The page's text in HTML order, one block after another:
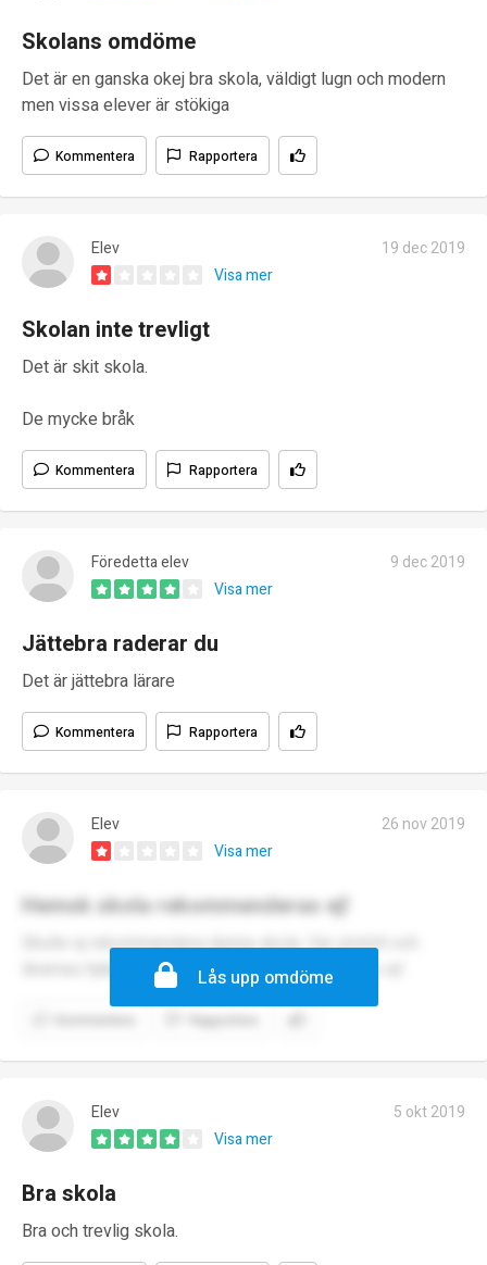
Skolans omdöme
Det är en ganska okej bra skola, väldigt lugn och modern
men vissa elever är stökiga
Kommentera Rapportera
Elev
19 dec 2019
Visa mer
Skolan inte trevligt
Det är skit skola.
De mycke bråk
Kommentera Rapportera
Föredetta elev
9 dec 2019
Visa mer
Jättebra raderar du
Det är jättebra lärare
Kommentera Rapportera
Elev
26 nov 2019
Visa mer
Hemsk skola rekommenderas ej!
Skulle ej rekommendera denna skola. Var utstött och
lärarnas hjälp gjorde ingenting. Rekommenderas ej!
Lås upp omdöme
Elev
5 okt 2019
Visa mer
Bra skola
Bra och trevlig skola.